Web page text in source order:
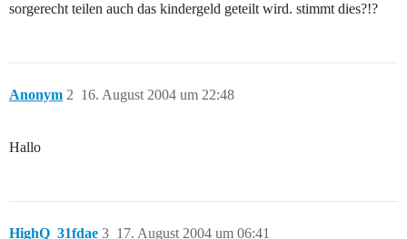
sorgerecht teilen auch das kindergeld geteilt wird. stimmt dies?!?
Anonym 16. August 2004 um 22:48
2
Hallo
HighQ_31fdae 17. August 2004 um 06:41
3